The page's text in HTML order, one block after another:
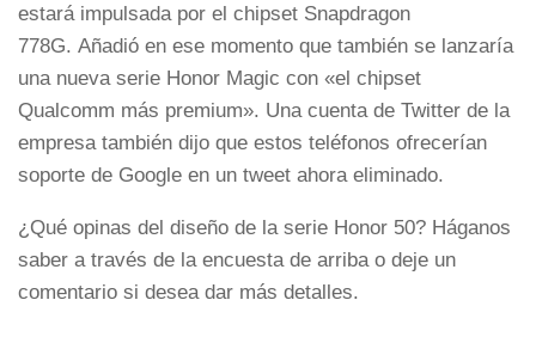
estará impulsada por el chipset Snapdragon
778G. Añadió en ese momento que también se lanzaría
una nueva serie Honor Magic con «el chipset
Qualcomm más premium». Una cuenta de Twitter de la
empresa también dijo que estos teléfonos ofrecerían
soporte de Google en un tweet ahora eliminado.
¿Qué opinas del diseño de la serie Honor 50? Háganos
saber a través de la encuesta de arriba o deje un
comentario si desea dar más detalles.